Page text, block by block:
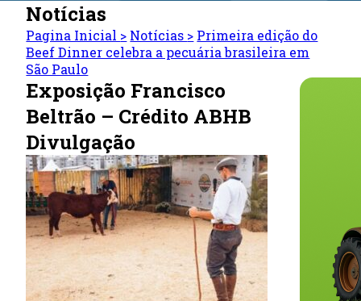
Notícias
Pagina Inicial > Notícias > Primeira edição do
Beef Dinner celebra a pecuária brasileira em
São Paulo
Exposição Francisco
Beltrão – Crédito ABHB
Divulgação